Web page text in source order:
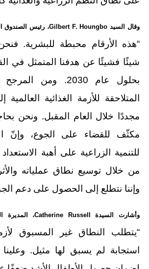
وقال السيد Gilbert F. Houngbo، رئيس الصندوق
“هذه الأرقام محبطة للبشرية. فنحن
شيئًا فشيئًا عن هدفنا المتمثل في
بحلول عام 2030. ومن
المتلاحقة للأزمة الغذائية العالمية
مجددًا خلال العام المقبل. ونحن
مكثّف للقضاء على الجوع، وإنّ
للتنمية الزراعية على أهبة
من خلال توسيع نطاق عملياته
وإننا نتطلع إلى الحصول على دعم
وأشارت السيدة Catherine Russell، المديرة
“يتطلب النطاق غير المسبوق
استجابة لم يسبق لها مثيل.